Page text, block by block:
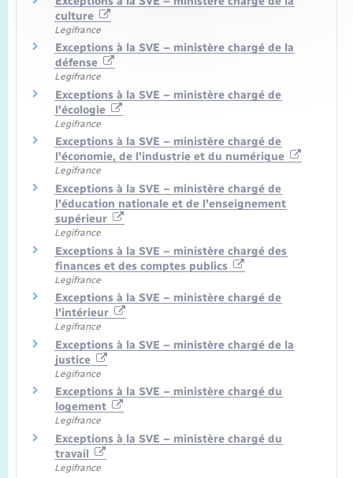
culture
Legifrance
Exceptions à la SVE – ministère chargé de la
défense
Legifrance
Exceptions à la SVE – ministère chargé de
l'écologie
Legifrance
Exceptions à la SVE – ministère chargé de
l'économie, de l'industrie et du numérique
Legifrance
Exceptions à la SVE – ministère chargé de
l'éducation nationale et de l'enseignement
supérieur
Legifrance
Exceptions à la SVE – ministère chargé des
finances et des comptes publics
Legifrance
Exceptions à la SVE – ministère chargé de
l'intérieur
Legifrance
Exceptions à la SVE – ministère chargé de la
justice
Legifrance
Exceptions à la SVE – ministère chargé du
logement
Legifrance
Exceptions à la SVE – ministère chargé du
travail
Legifrance